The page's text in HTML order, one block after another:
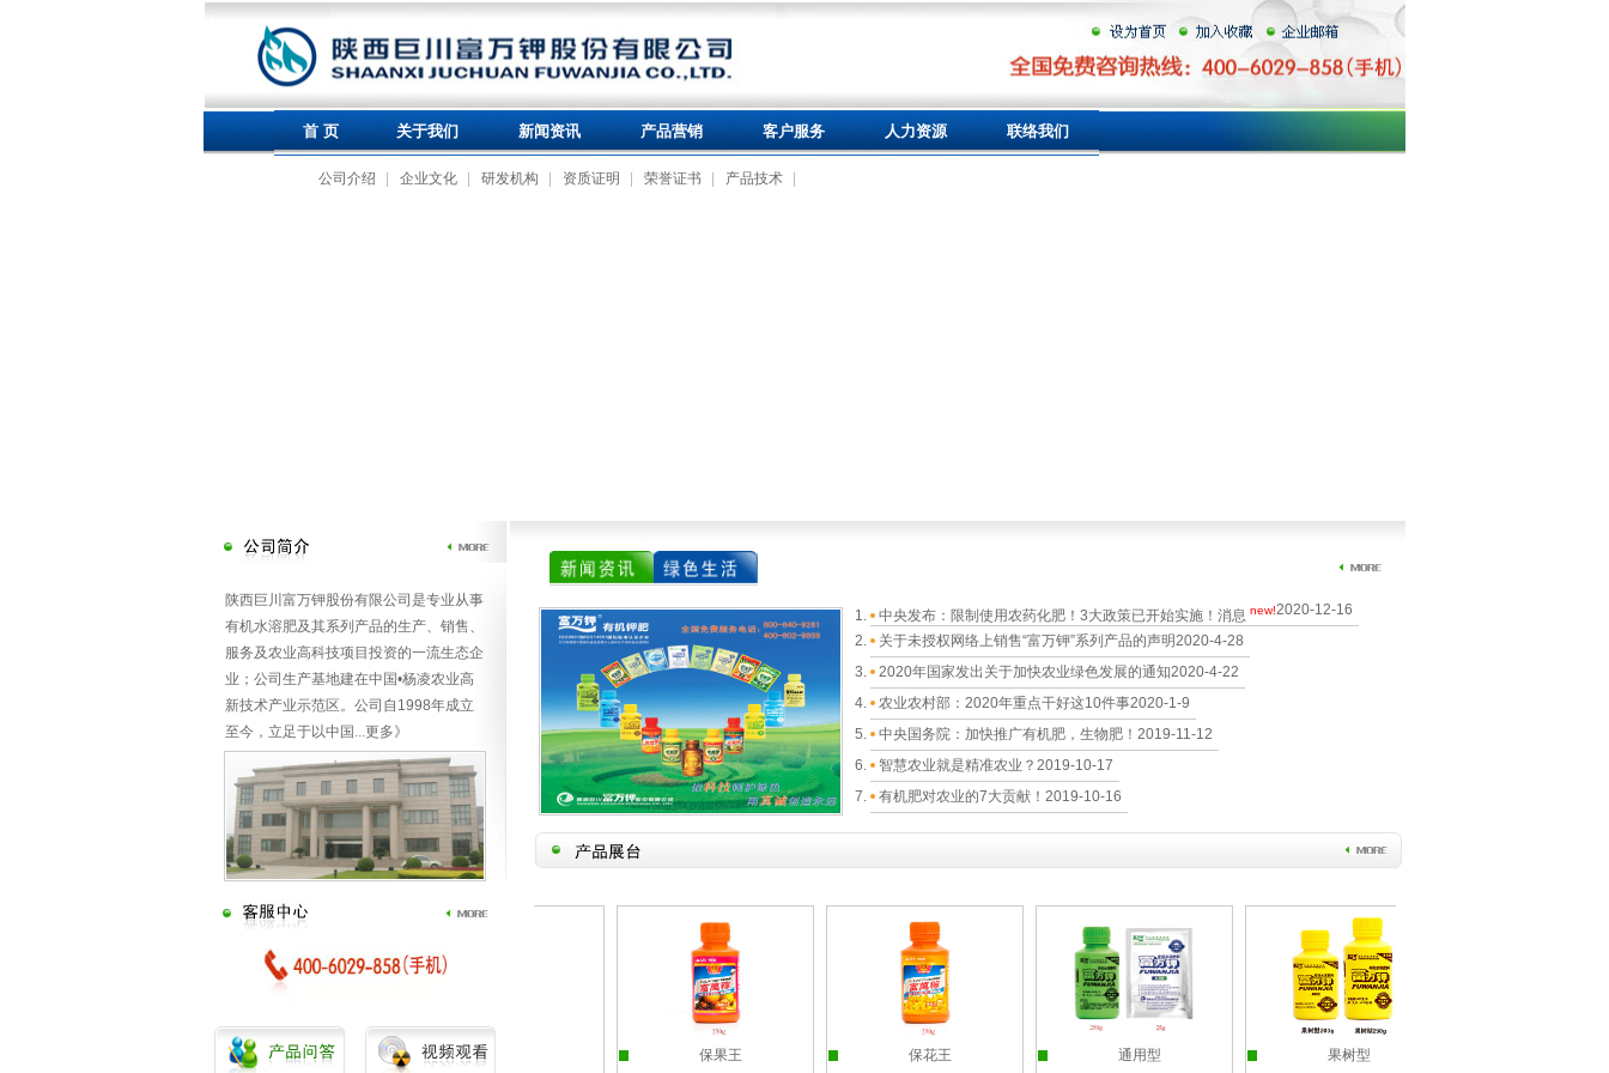
首 页 关于我们 新闻资讯 产品营销 客户服务 人力资源 联络我们
公司介绍 企业文化 研发机构 资质证明 荣誉证书 产品技术
陕西巨川富万钾股份有限公司是专业从事
有机水溶肥及其系列产品的生产、销售、
服务及农业高科技项目投资的一流生态企
业；公司生产基地建在中国•杨凌农业高
新技术产业示范区。公司自1998年成立
至今，立足于以中国 ...更多》
2020-12-16
中央发布：限制使用农药化肥！3大政策已开始实施！消息 new!
2020-4-28
关于未授权网络上销售“富万钾”系列产品的声明
2020-4-22
2020年国家发出关于加快农业绿色发展的通知
2020-1-9
农业农村部：2020年重点干好这10件事
2019-11-12
中央国务院：加快推广有机肥，生物肥！
2019-10-17
智慧农业就是精准农业？
2019-10-16
有机肥对农业的7大贡献！
恢复王 壮果王 保果王 保花王 通用型 果树型